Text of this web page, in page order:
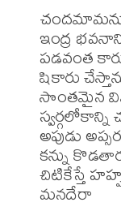
ఇంద్ర
పడవంత
షికారు
సొంతమైన
అపుడు
కన్ను
చిటికేస్తే
మనదేరా